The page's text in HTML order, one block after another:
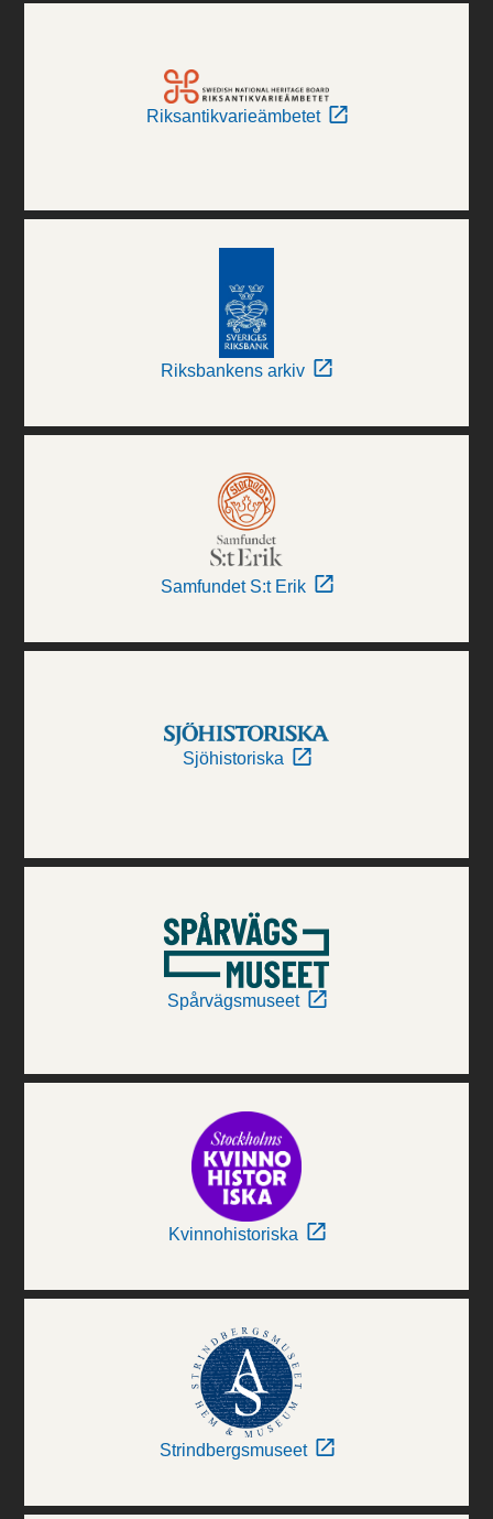
Riksantikvarieämbetet
Riksbankens arkiv
Samfundet S:t Erik
Sjöhistoriska
Spårvägsmuseet
Kvinnohistoriska
Strindbergsmuseet